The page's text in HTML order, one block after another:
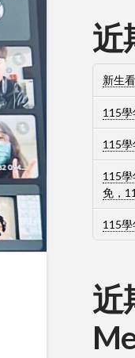
近
新生
115
115
115
免，
115
近